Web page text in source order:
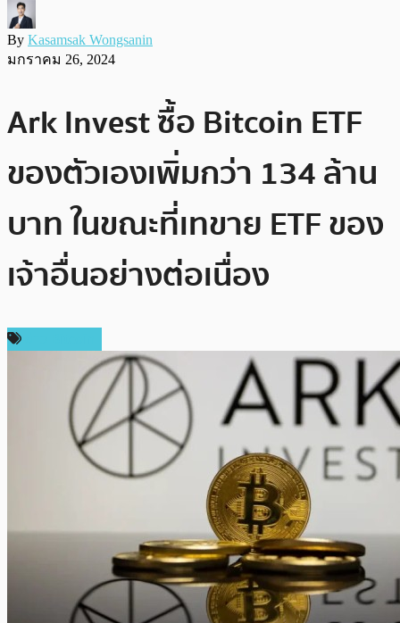
By Kasamsak Wongsanin
มกราคม 26, 2024
Ark Invest ซื้อ Bitcoin ETF
ของตัวเองเพิ่มกว่า 134 ล้าน
บาท ในขณะที่เทขาย ETF ของ
เจ้าอื่นอย่างต่อเนื่อง